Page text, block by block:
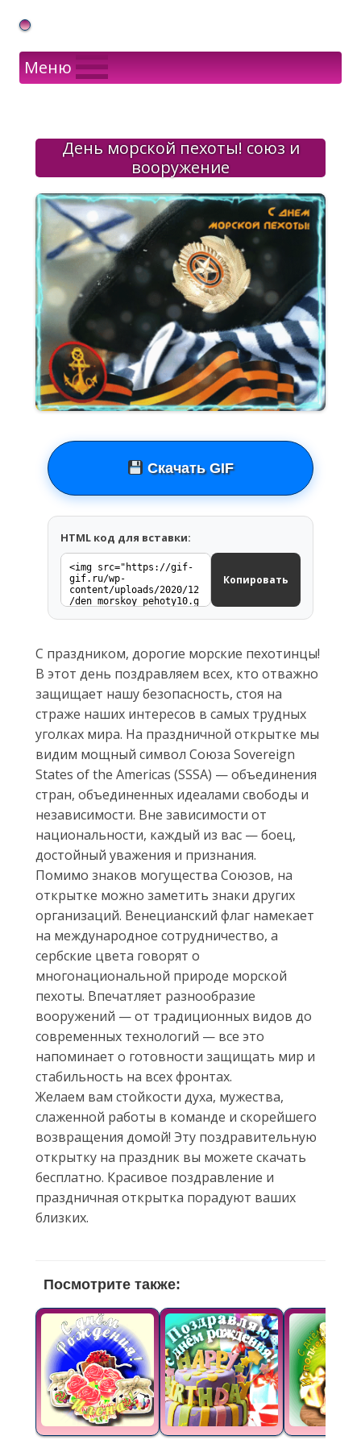
Gif Открытки в подарок
Меню
День морской пехоты! союз и
вооружение
Скачать GIF
HTML код для вставки:
Копировать
С праздником, дорогие морские пехотинцы!
В этот день поздравляем всех, кто отважно
защищает нашу безопасность, стоя на
страже наших интересов в самых трудных
уголках мира. На праздничной открытке мы
видим мощный символ Союза Sovereign
States of the Americas (SSSА) — объединения
стран, объединенных идеалами свободы и
независимости. Вне зависимости от
национальности, каждый из вас — боец,
достойный уважения и признания.
Помимо знаков могущества Союзов, на
открытке можно заметить знаки других
организаций. Венецианский флаг намекает
на международное сотрудничество, а
сербские цвета говорят о
многонациональной природе морской
пехоты. Впечатляет разнообразие
вооружений — от традиционных видов до
современных технологий — все это
напоминает о готовности защищать мир и
стабильность на всех фронтах.
Желаем вам стойкости духа, мужества,
слаженной работы в команде и скорейшего
возвращения домой! Эту поздравительную
открытку на праздник вы можете скачать
бесплатно. Красивое поздравление и
праздничная открытка порадуют ваших
близких.
Посмотрите также: